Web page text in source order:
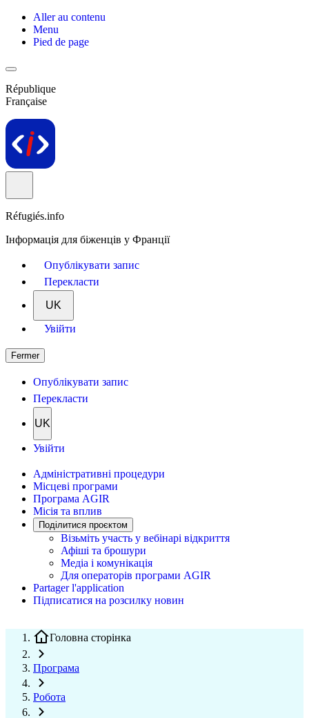
Aller au contenu
Menu
Pied de page
République
Française
Réfugiés.info
Інформація для біженців у Франції
Опублікувати запис
Перекласти
UK
Увійти
Fermer
Опублікувати запис
Перекласти
UK
Увійти
Адміністративні процедури
Місцеві програми
Програма AGIR
Місія та вплив
Поділитися проєктом
Візьміть участь у вебінарі відкриття
Афіші та брошури
Медіа і комунікація
Для операторів програми AGIR
Partager l'application
Підписатися на розсилку новин
Головна сторінка
Програма
Робота